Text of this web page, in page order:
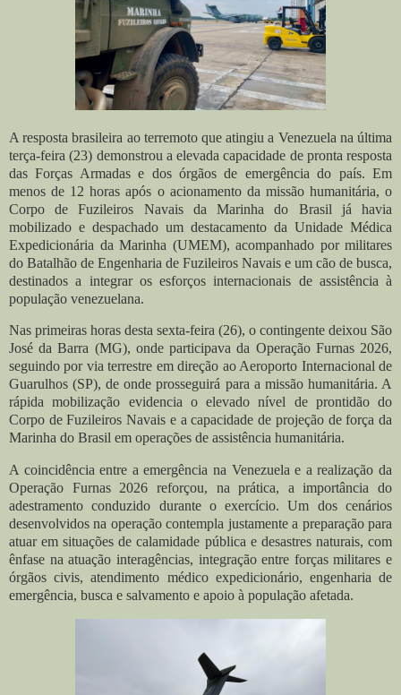
A resposta brasileira ao terremoto que atingiu a Venezuela na última
terça-feira (23) demonstrou a elevada capacidade de pronta resposta
das Forças Armadas e dos órgãos de emergência do país. Em
menos de 12 horas após o acionamento da missão humanitária, o
Corpo de Fuzileiros Navais da Marinha do Brasil já havia
mobilizado e despachado um destacamento da Unidade Médica
Expedicionária da Marinha (UMEM), acompanhado por militares
do Batalhão de Engenharia de Fuzileiros Navais e um cão de busca,
destinados a integrar os esforços internacionais de assistência à
população venezuelana.
Nas primeiras horas desta sexta-feira (26), o contingente deixou São
José da Barra (MG), onde participava da Operação Furnas 2026,
seguindo por via terrestre em direção ao Aeroporto Internacional de
Guarulhos (SP), de onde prosseguirá para a missão humanitária. A
rápida mobilização evidencia o elevado nível de prontidão do
Corpo de Fuzileiros Navais e a capacidade de projeção de força da
Marinha do Brasil em operações de assistência humanitária.
A coincidência entre a emergência na Venezuela e a realização da
Operação Furnas 2026 reforçou, na prática, a importância do
adestramento conduzido durante o exercício. Um dos cenários
desenvolvidos na operação contempla justamente a preparação para
atuar em situações de calamidade pública e desastres naturais, com
ênfase na atuação interagências, integração entre forças militares e
órgãos civis, atendimento médico expedicionário, engenharia de
emergência, busca e salvamento e apoio à população afetada.